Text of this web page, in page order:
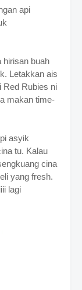
api
hirisan buah
Letakkan ais
Red Rubies ni
makan time-
asyik
tu. Kalau
cina
yang fresh.
lagi